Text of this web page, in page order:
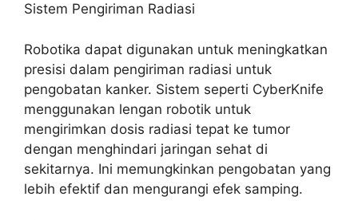
Sistem Pengiriman Radiasi
Robotika dapat digunakan untuk meningkatkan
presisi dalam pengiriman radiasi untuk
pengobatan kanker. Sistem seperti CyberKnife
menggunakan lengan robotik untuk
mengirimkan dosis radiasi tepat ke tumor
dengan menghindari jaringan sehat di
sekitarnya. Ini memungkinkan pengobatan yang
lebih efektif dan mengurangi efek samping.